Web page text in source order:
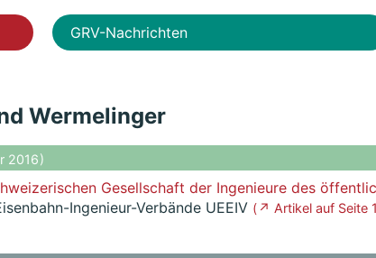
GRV-Nachrichten
Wermelinger
2016 )
Gesellschaft der Ingenieure des
Ingenieur-Verbände UEEIV ( ↗ Artikel auf Seite